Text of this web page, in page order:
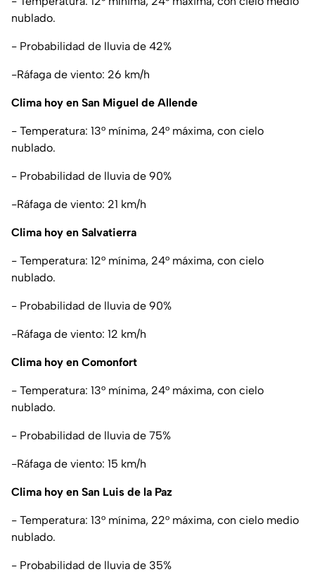
nublado.
- Probabilidad de lluvia de 42%
-Ráfaga de viento: 26 km/h
Clima hoy en San Miguel de Allende
- Temperatura: 13° mínima, 24° máxima, con cielo
nublado.
- Probabilidad de lluvia de 90%
-Ráfaga de viento: 21 km/h
Clima hoy en Salvatierra
- Temperatura: 12° mínima, 24° máxima, con cielo
nublado.
- Probabilidad de lluvia de 90%
-Ráfaga de viento: 12 km/h
Clima hoy en Comonfort
- Temperatura: 13° mínima, 24° máxima, con cielo
nublado.
- Probabilidad de lluvia de 75%
-Ráfaga de viento: 15 km/h
Clima hoy en San Luis de la Paz
- Temperatura: 13° mínima, 22° máxima, con cielo medio
nublado.
- Probabilidad de lluvia de 35%